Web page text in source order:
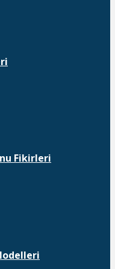
Fikirleri